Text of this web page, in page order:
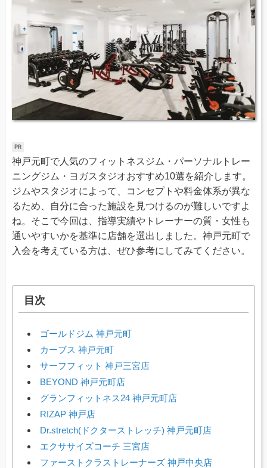
神戸元町で人気のフィットネスジム・パーソナルトレー
ニングジム・ヨガスタジオおすすめ10選を紹介します。
ジムやスタジオによって、コンセプトや料金体系が異な
るため、自分に合った施設を見つけるのが難しいですよ
ね。そこで今回は、指導実績やトレーナーの質・女性も
通いやすいかを基準に店舗を選出しました。神戸元町で
入会を考えている方は、ぜひ参考にしてみてください。
目次
ゴールドジム 神戸元町
カーブス 神戸元町
サーフフィット 神戸三宮店
BEYOND 神戸元町店
グランフィットネス24 神戸元町店
RIZAP 神戸店
Dr.stretch(ドクターストレッチ) 神戸元町店
エクササイズコーチ 三宮店
ファーストクラストレーナーズ 神戸中央店